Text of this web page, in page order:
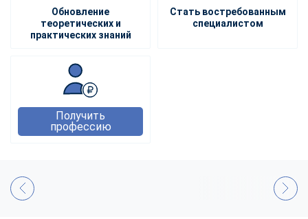
Обновление
теоретических и
практических знаний
Стать востребованным
специалистом
Получить
профессию